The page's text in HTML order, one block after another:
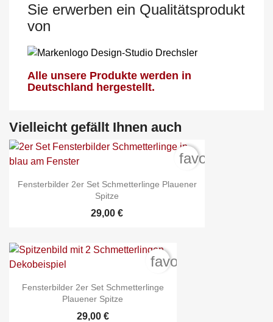
Sie erwerben ein Qualitätsprodukt
von
Alle unsere Produkte werden in
Deutschland hergestellt.
Vielleicht gefällt Ihnen auch
Fensterbilder 2er Set Schmetterlinge Plauener
Spitze
29,00 €
Fensterbilder 2er Set Schmetterlinge
Plauener Spitze
29,00 €
favorite_border